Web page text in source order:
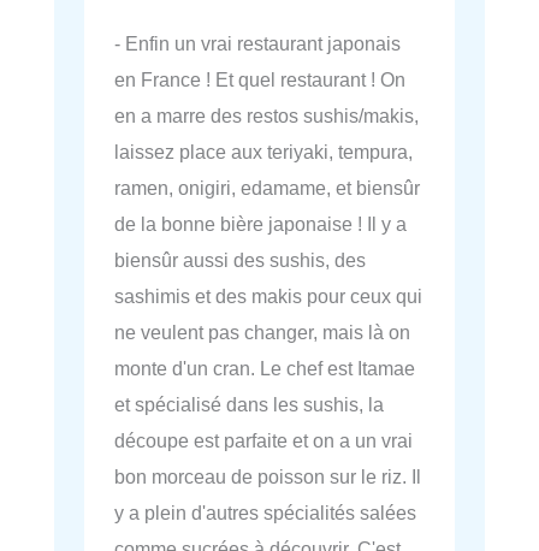
- Enfin un vrai restaurant japonais
en France ! Et quel restaurant ! On
en a marre des restos sushis/makis,
laissez place aux teriyaki, tempura,
ramen, onigiri, edamame, et biensûr
de la bonne bière japonaise ! Il y a
biensûr aussi des sushis, des
sashimis et des makis pour ceux qui
ne veulent pas changer, mais là on
monte d'un cran. Le chef est Itamae
et spécialisé dans les sushis, la
découpe est parfaite et on a un vrai
bon morceau de poisson sur le riz. Il
y a plein d'autres spécialités salées